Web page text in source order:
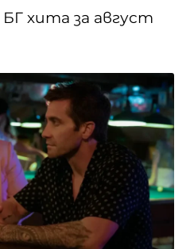
хита за август